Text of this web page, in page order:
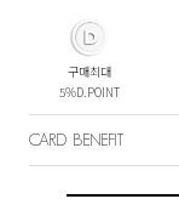
구매최대
5%D.POINT
CARD BENEFIT